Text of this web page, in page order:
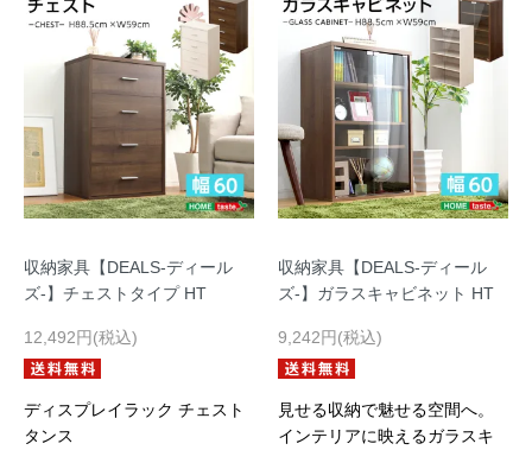
収納家具【DEALS-ディール
ズ-】チェストタイプ HT
12,492円(税込)
ディスプレイラック チェスト
タンス
収納家具【DEALS-ディール
ズ-】ガラスキャビネット HT
9,242円(税込)
見せる収納で魅せる空間へ。
インテリアに映えるガラスキ